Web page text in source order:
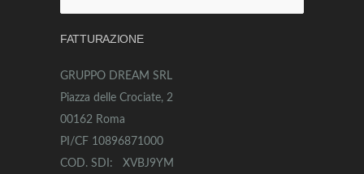
per:
FATTURAZIONE
GRUPPO DREAM SRL
Piazza delle Crociate, 2
00162 Roma
PI/CF 10896871000
COD. SDI: XVBJ9YM